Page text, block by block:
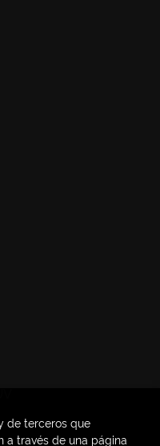
de terceros que
a través de una página